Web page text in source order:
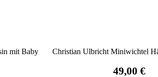
mit Baby Christian Ulbricht Miniwichtel
49,00 €